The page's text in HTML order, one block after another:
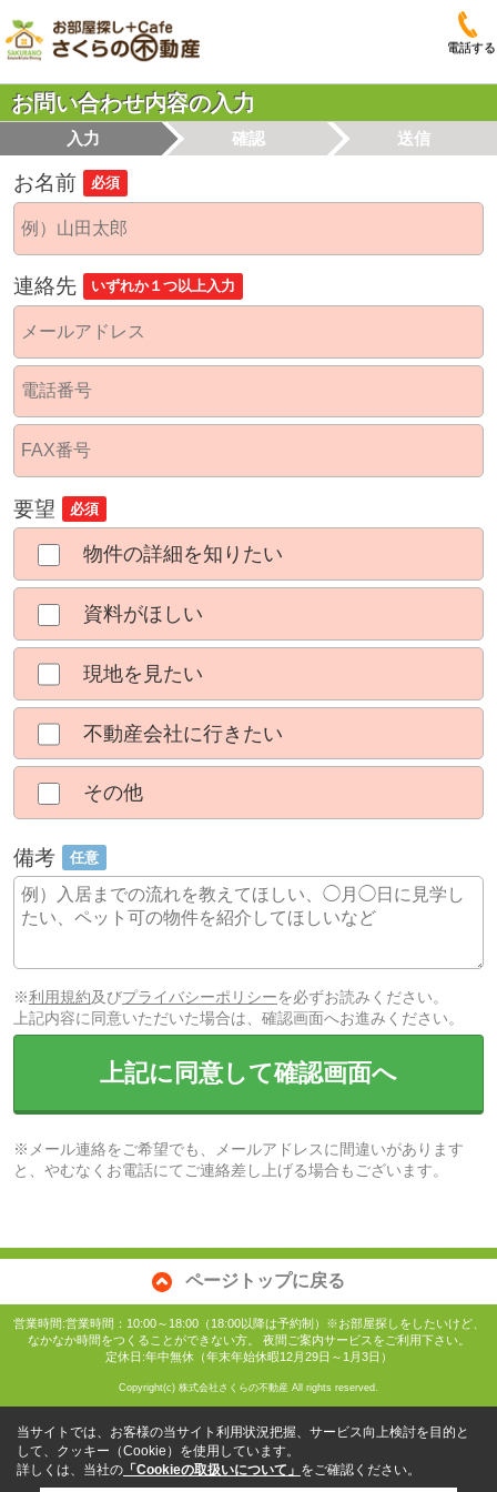
電話する
お問い合わせ内容の入力
入力 確認 送信
お名前 必須
連絡先 いずれか１つ以上入力
要望 必須
物件の詳細を知りたい
資料がほしい
現地を見たい
不動産会社に行きたい
その他
備考 任意
※利用規約及びプライバシーポリシーを必ずお読みください。
上記内容に同意いただいた場合は、確認画面へお進みください。
上記に同意して確認画面へ
※メール連絡をご希望でも、メールアドレスに間違いがあります
と、やむなくお電話にてご連絡差し上げる場合もございます。
ページトップに戻る
営業時間:営業時間：10:00～18:00（18:00以降は予約制）※お部屋探しをしたいけど、
なかなか時間をつくることができない方。 夜間ご案内サービスをご利用下さい。
定休日:年中無休（年末年始休暇12月29日～1月3日）
Copyright(c) 株式会社さくらの不動産 All rights reserved.
当サイトでは、お客様の当サイト利用状況把握、サービス向上検討を目的と
して、クッキー（Cookie）を使用しています。
詳しくは、当社の 「Cookieの取扱いについて」 をご確認ください。